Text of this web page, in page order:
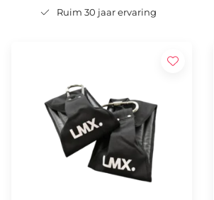
Ruim 30 jaar ervaring